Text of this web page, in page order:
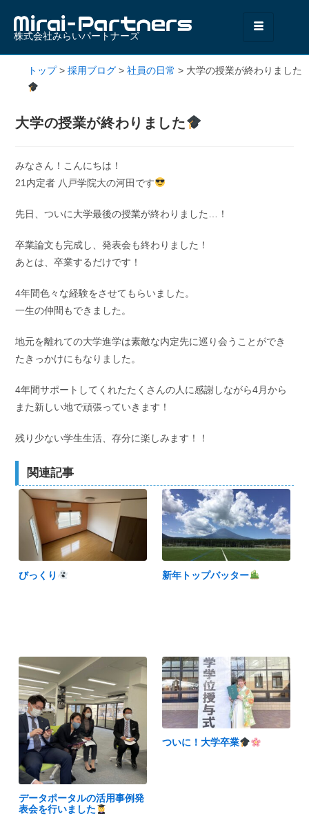
株式会社みらいパートナーズ
トップ> 採用ブログ > 社員の日常 > 大学の授業が終わりました
大学の授業が終わりました
みなさん！こんにちは！
21内定者 八戸学院大の河田です
先日、ついに大学最後の授業が終わりました…！
卒業論文も完成し、発表会も終わりました！
あとは、卒業するだけです！
4年間色々な経験をさせてもらいました。
一生の仲間もできました。
地元を離れての大学進学は素敵な内定先に巡り会うことができ
たきっかけにもなりました。
4年間サポートしてくれたたくさんの人に感謝しながら4月から
また新しい地で頑張っていきます！
残り少ない学生生活、存分に楽しみます！！
関連記事
びっくり 新年トップバッター
データポータルの活用事例発
表会を行いました
ついに！大学卒業